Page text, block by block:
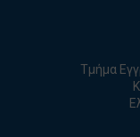
Τμήμα